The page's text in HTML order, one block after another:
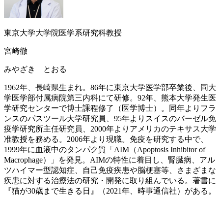
東京大学大学院医学系研究科教授
宮崎徹
みやざき とおる
1962年、長崎県生まれ。86年に東京大学医学部卒業後、同大
学医学部付属病院第三内科にて研修。92年、熊本大学発生医
学研究センターで博士課程修了（医学博士）。同年よりフラ
ンスのパスツール大学研究員、95年よりスイスのバーゼル免
疫学研究所主任研究員、2000年よりアメリカのテキサス大学
准教授を務める。2006年より現職。免疫を研究する中で、
1999年に血液中のタンパク質「AIM（Apoptosis Inhibitor of
Macrophage）」を発見。AIMの特性に着目し、腎臓病、アル
ツハイマー型認知症、自己免疫疾患や脳梗塞等、さまざまな
疾患に対する治療法の研究・開発に取り組んでいる。著書に
『猫が30歳まで生きる日』（2021年、時事通信社）がある。